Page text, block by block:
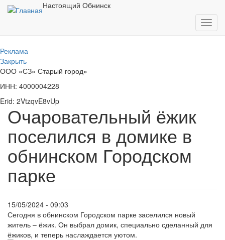
Перейти
содержанию
Настоящий Обнинск
Реклама
Закрыть
ООО «СЗ» Старый город»
ИНН: 4000004228
Erid: 2VtzqvE8vUp
Очаровательный ёжик
поселился в домике в
обнинском Городском
парке
15/05/2024 - 09:03
Сегодня в обнинском Городском парке заселился новый
житель – ёжик. Он выбрал домик, специально сделанный для
ёжиков, и теперь наслаждается уютом.